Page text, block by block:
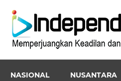
content
NASIONAL NUSANTARA